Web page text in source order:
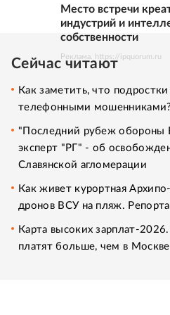
Место встречи
индустрий и
собственности
Реклама. https://ipquorum.ru
Сейчас читают
Как заметить, что подростки
телефонными
"Последний рубеж
эксперт "РГ" - об
Славянской агломерации
Как живет курортная
дронов ВСУ на пляж.
Карта высоких зарплат-
платят больше, чем в Москве